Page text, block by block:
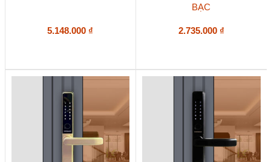
5.148.000 ₫
BẠC
2.735.000 ₫